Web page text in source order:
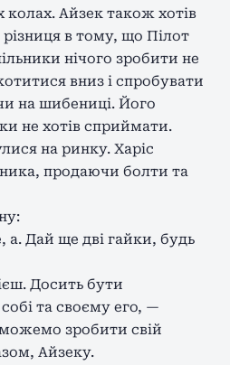
Айзек також хотів
різниця в тому, що Пілот
нічого зробити не
вниз і спробувати
на шибениці. Його
не хотів сприймати.
на ринку. Харіс
продаючи болти та
а. Дай ще дві гайки, будь
Досить бути
та своєму его, —
зробити свій
Айзеку.